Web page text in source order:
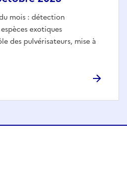
mois : détection
exotiques
des pulvérisateurs, mise à